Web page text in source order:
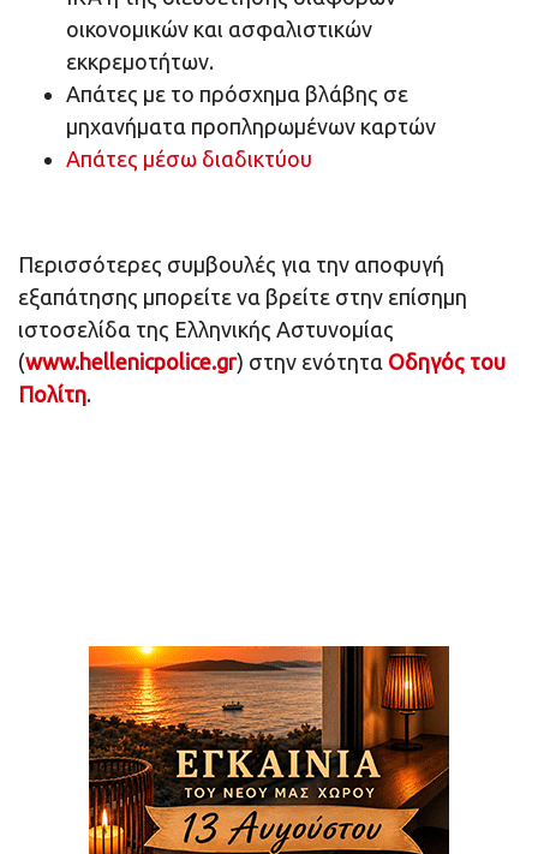
οικονομικών και ασφαλιστικών
εκκρεμοτήτων.
Απάτες με το πρόσχημα βλάβης σε
μηχανήματα προπληρωμένων καρτών
Απάτες μέσω διαδικτύου
Περισσότερες συμβουλές για την αποφυγή
εξαπάτησης μπορείτε να βρείτε στην επίσημη
ιστοσελίδα της Ελληνικής Αστυνομίας
(www.hellenicpolice.gr) στην ενότητα Οδηγός του
Πολίτη.